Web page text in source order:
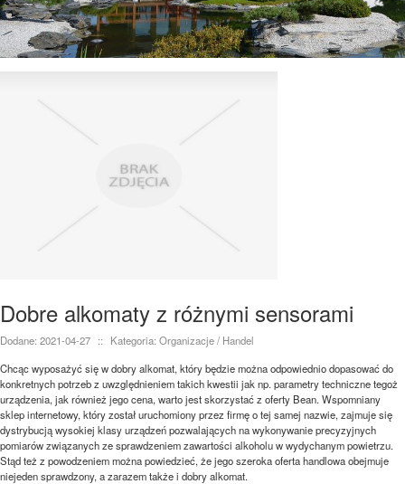
Dobre alkomaty z różnymi sensorami
Dodane: 2021-04-27 ::
Kategoria: Organizacje / Handel
Chcąc wyposażyć się w dobry alkomat, który będzie można odpowiednio dopasować do
konkretnych potrzeb z uwzględnieniem takich kwestii jak np. parametry techniczne tegoż
urządzenia, jak również jego cena, warto jest skorzystać z oferty Bean. Wspomniany
sklep internetowy, który został uruchomiony przez firmę o tej samej nazwie, zajmuje się
dystrybucją wysokiej klasy urządzeń pozwalających na wykonywanie precyzyjnych
pomiarów związanych ze sprawdzeniem zawartości alkoholu w wydychanym powietrzu.
Stąd też z powodzeniem można powiedzieć, że jego szeroka oferta handlowa obejmuje
niejeden sprawdzony, a zarazem także i dobry alkomat.